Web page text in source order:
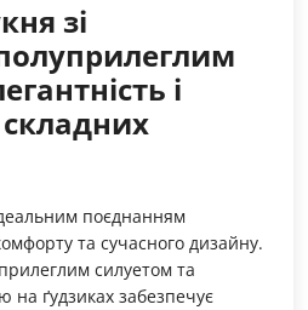
зі
і
поєднанням
та сучасного дизайну.
силуетом та
на ґудзиках забезпечує